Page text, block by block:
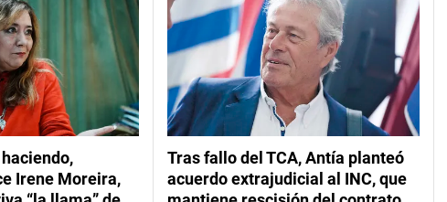
Irene Moreira,
Tras fallo del TCA, Antía planteó
acuerdo extrajudicial al INC, que